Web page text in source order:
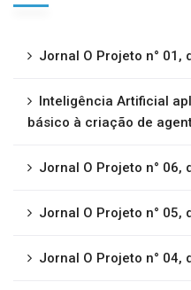
Jornal O Projeto n° 01,
Inteligência Artificial
básico à criação de
Jornal O Projeto n° 06,
Jornal O Projeto n° 05,
Jornal O Projeto n° 04,